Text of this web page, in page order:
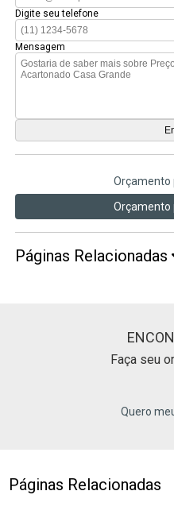
Digite seu telefone
Mensagem
Orçamento
Orçamento
Páginas Relacionadas
Faça seu
Quero
Páginas Relacionadas